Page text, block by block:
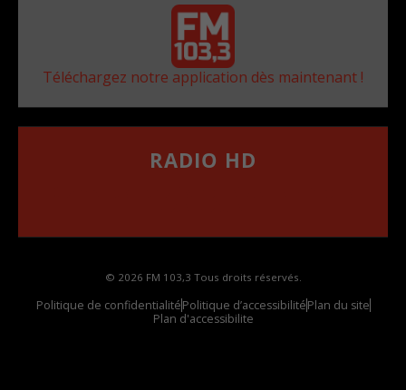
Téléchargez notre application dès maintenant !
RADIO HD
© 2026 FM 103,3 Tous droits réservés.
Politique de confidentialitéPolitique d’accessibilitéPlan du site
Plan d'accessibilite